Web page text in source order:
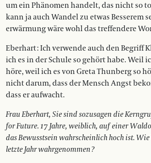
um ein Phänomen handelt, das nicht so
kann ja auch Wandel zu etwas Besserem
erwärmung wäre wohl das treffendere
Eberhart : Ich verwende auch den Begriff
ich es in der Schule so gehört habe. Weil
höre, weil ich es von Greta Thunberg so
nicht darum, dass der Mensch Angst
dass er aufwacht.
Frau Eberhart, Sie sind sozusagen die
for Future. 17 Jahre, weiblich, auf einer
das Bewusstsein wahrscheinlich hoch ist. Wie
letzte Jahr wahrgenommen ?